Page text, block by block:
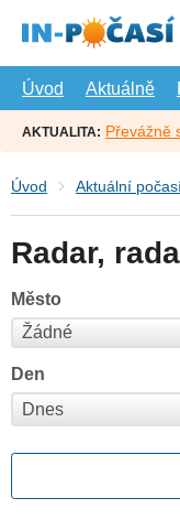
hlavní
Úvod
Aktuálně
AKTUALITA: Převážně
Úvod Aktuální
Radar,
Město
Den